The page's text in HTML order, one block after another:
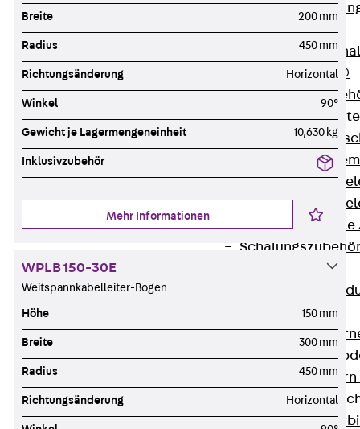
Zurück
Schalrohre
Zurück
RAPIDOBAT®
Schalrohre
Zurück
Abschalelemente
Zurück
Querkraftdorn
Zurück
Breite 200 mm
Radius 450 mm
Richtungsänderung Horizontal
Winkel 90°
Gewicht je Lagermengeneinheit 10,630 kg
Inklusivzubehör
Mehr Informationen
WPLB 150-30E
Weitspannkabelleiter-Bogen
Höhe 150 mm
Breite 300 mm
Radius 450 mm
Richtungsänderung Horizontal